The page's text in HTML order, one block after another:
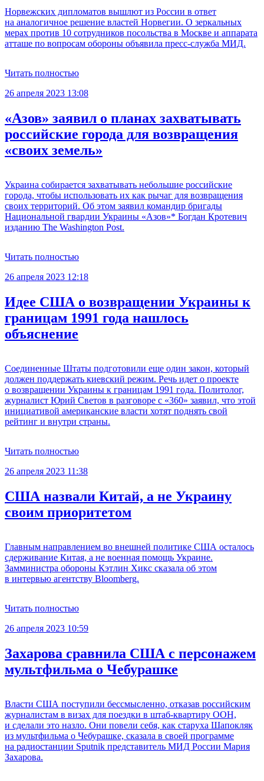
Норвежских дипломатов вышлют из России в ответ
на аналогичное решение властей Норвегии. О зеркальных
мерах против 10 сотрудников посольства в Москве и аппарата
атташе по вопросам обороны объявила пресс-служба МИД.
Читать полностью
26 апреля 2023 13:08
«Азов» заявил о планах захватывать
российские города для возвращения
«своих земель»
Украина собирается захватывать небольшие российские
города, чтобы использовать их как рычаг для возвращения
своих территорий. Об этом заявил командир бригады
Национальной гвардии Украины «Азов»* Богдан Кротевич
изданию The Washington Post.
Читать полностью
26 апреля 2023 12:18
Идее США о возвращении Украины к
границам 1991 года нашлось
объяснение
Соединенные Штаты подготовили еще один закон, который
должен поддержать киевский режим. Речь идет о проекте
о возвращении Украины к границам 1991 года. Политолог,
журналист Юрий Светов в разговоре с «360» заявил, что этой
инициативой американские власти хотят поднять свой
рейтинг и внутри страны.
Читать полностью
26 апреля 2023 11:38
США назвали Китай, а не Украину
своим приоритетом
Главным направлением во внешней политике США осталось
сдерживание Китая, а не военная помощь Украине.
Замминистра обороны Кэтлин Хикс сказала об этом
в интервью агентству Bloomberg.
Читать полностью
26 апреля 2023 10:59
Захарова сравнила США с персонажем
мультфильма о Чебурашке
Власти США поступили бессмысленно, отказав российским
журналистам в визах для поездки в штаб-квартиру ООН,
и сделали это назло. Они повели себя, как старуха Шапокляк
из мультфильма о Чебурашке, сказала в своей программе
на радиостанции Sputnik представитель МИД России Мария
Захарова.